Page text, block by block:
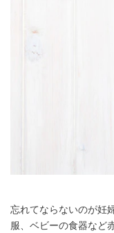
忘れてならないのが妊
服、ベビーの食器など